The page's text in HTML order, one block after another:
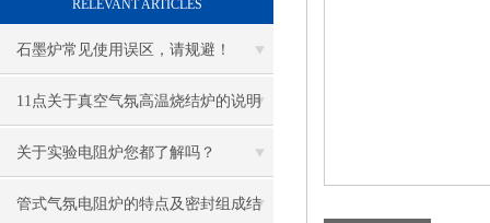
RELEVANT ARTICLES
石墨炉常见使用误区，请规避！
11点关于真空气氛高温烧结炉的说明
关于实验电阻炉您都了解吗？
管式气氛电阻炉的特点及密封组成结